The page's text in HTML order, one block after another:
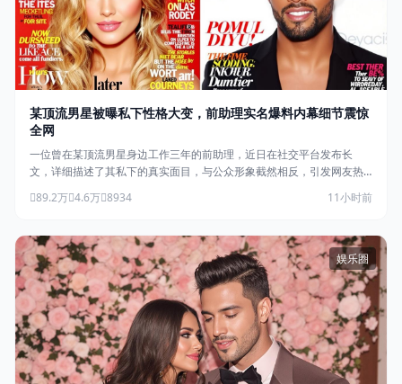
某顶流男星被曝私下性格大变，前助理实名爆料内幕细节震惊
全网
一位曾在某顶流男星身边工作三年的前助理，近日在社交平台发布长
文，详细描述了其私下的真实面目，与公众形象截然相反，引发网友热
89.2万 4.6万 8934 11小时前
娱乐圈